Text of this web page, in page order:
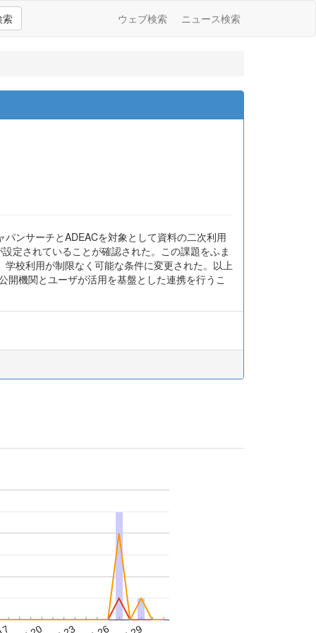
索 ウェブ検索 ニュース検索
ンサーチとADEACを対象として資料の二次利用
定されていることが確認された。この課題をふま
校利用が制限なく可能な条件に変更された。以上
機関とユーザが活用を基盤とした連携を行うこ